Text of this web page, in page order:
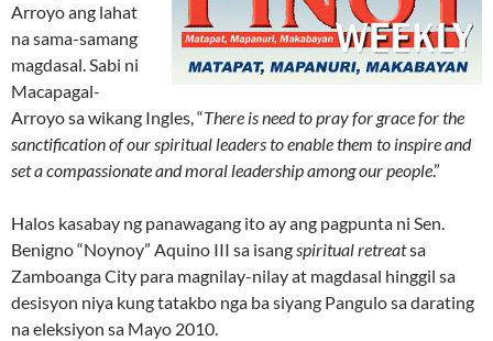
Arroyo ang lahat
na sama-samang
magdasal. Sabi ni
Macapagal-
Arroyo sa wikang Ingles, “There is need to pray for grace for the
sanctification of our spiritual leaders to enable them to inspire and
set a compassionate and moral leadership among our people.”
Halos kasabay ng panawagang ito ay ang pagpunta ni Sen.
Benigno “Noynoy” Aquino III sa isangspiritual retreatsa
Zamboanga City para magnilay-nilay at magdasal hinggil sa
desisyon niya kung tatakbo nga ba siyang Pangulo sa darating
na eleksiyon sa Mayo 2010.